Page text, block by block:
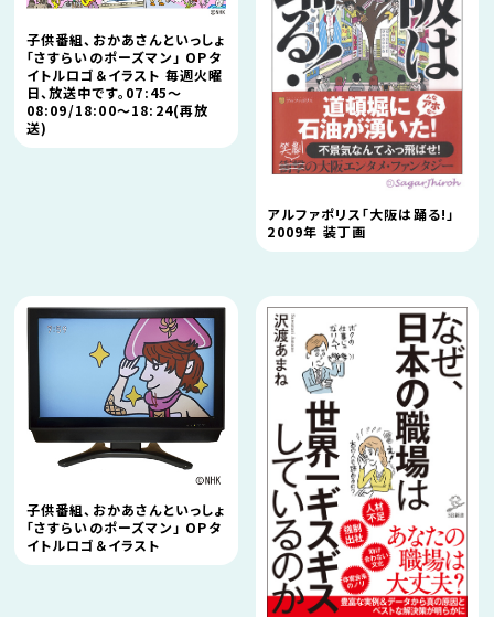
子供番組、おかあさんといっしょ
「さすらいのポーズマン」 OPタ
イトルロゴ＆イラスト 毎週火曜
日、放送中です。07:45〜
08:09/18:00〜18:24(再放
送)
アルファポリス「大阪は踊る!」
2009年 装丁画
子供番組、おかあさんといっしょ
「さすらいのポーズマン」 OPタ
イトルロゴ＆イラスト